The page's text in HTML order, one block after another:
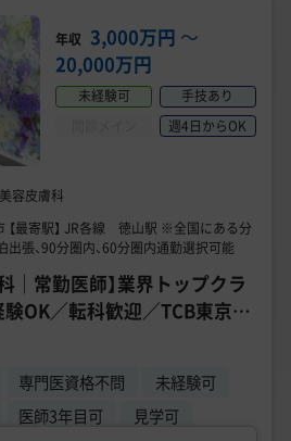
年収 3,000万円 〜
20,000万円
未経験可
手技あり
週4日からOK
容皮膚科
【最寄駅】 JR各線 徳山駅 ※全国にある分
張、90分圏内、60分圏内通勤選択可能
｜常勤医師】業界トップクラ
OK／転科歓迎／TCB東京中
専門医資格不問
未経験可
医師3年目可 見学可